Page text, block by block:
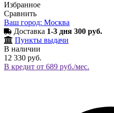
Избранное
Сравнить
Ваш город: Москва
Доставка 1-3 дня 300 руб.
Пункты выдачи
В наличии
12 330 руб.
В кредит от 689 руб./мес.